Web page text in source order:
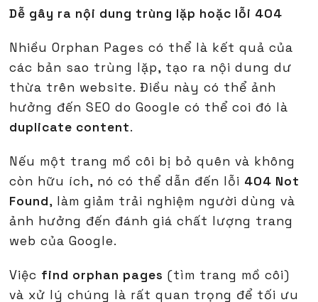
Dễ gây ra nội dung trùng lặp hoặc lỗi 404
Nhiều Orphan Pages có thể là kết quả của
các bản sao trùng lặp, tạo ra nội dung dư
thừa trên website. Điều này có thể ảnh
hưởng đến SEO do Google có thể coi đó là
duplicate content.
Nếu một trang mồ côi bị bỏ quên và không
còn hữu ích, nó có thể dẫn đến lỗi 404 Not
Found, làm giảm trải nghiệm người dùng và
ảnh hưởng đến đánh giá chất lượng trang
web của Google.
Việc find orphan pages (tìm trang mồ côi)
và xử lý chúng là rất quan trọng để tối ưu